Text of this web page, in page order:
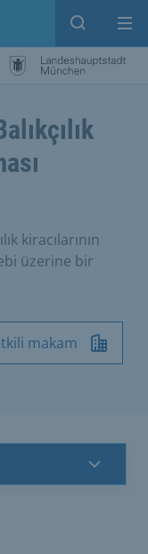
Open
kiracılarının
üzerine bir
makam